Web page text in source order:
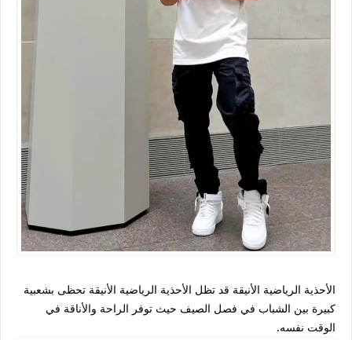
الأحذية الرياضية الأنيقة قد تظل الأحذية الرياضية الأنيقة تحظى بشعبية
كبيرة بين الشباب في فصل الصيف حيث توفر الراحة والأناقة في
الوقت نفسه.